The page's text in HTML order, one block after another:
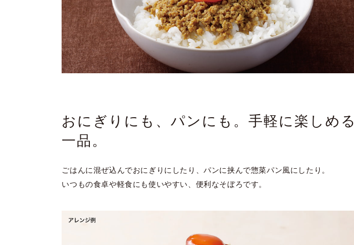
おにぎりにも、パンにも。手軽に楽しめる
一品。
ごはんに混ぜ込んでおにぎりにしたり、パンに挟んで惣菜パン風にしたり。
いつもの食卓や軽食にも使いやすい、便利なそぼろです。